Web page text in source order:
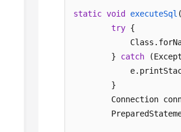
static void executeSql (
try {
        }
catch
        }
Connection